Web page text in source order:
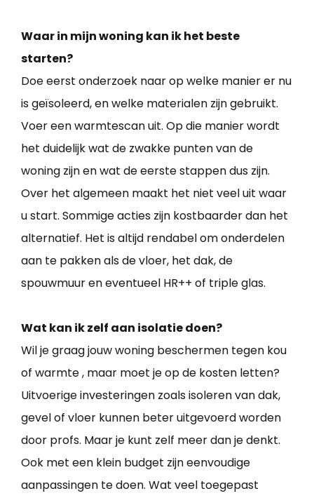
Waar in mijn woning kan ik het beste
starten?
Doe eerst onderzoek naar op welke manier er nu
is geïsoleerd, en welke materialen zijn gebruikt.
Voer een warmtescan uit. Op die manier wordt
het duidelijk wat de zwakke punten van de
woning zijn en wat de eerste stappen dus zijn.
Over het algemeen maakt het niet veel uit waar
u start. Sommige acties zijn kostbaarder dan het
alternatief. Het is altijd rendabel om onderdelen
aan te pakken als de vloer, het dak, de
spouwmuur en eventueel HR++ of triple glas.
Wat kan ik zelf aan isolatie doen?
Wil je graag jouw woning beschermen tegen kou
of warmte , maar moet je op de kosten letten?
Uitvoerige investeringen zoals isoleren van dak,
gevel of vloer kunnen beter uitgevoerd worden
door profs. Maar je kunt zelf meer dan je denkt.
Ook met een klein budget zijn eenvoudige
aanpassingen te doen. Wat veel toegepast